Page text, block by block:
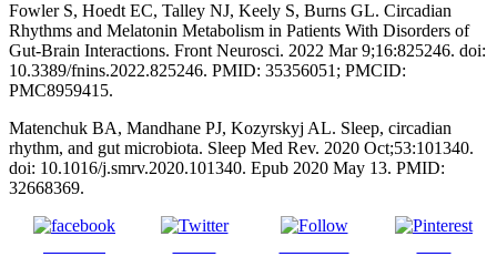
Fowler S, Hoedt EC, Talley NJ, Keely S, Burns GL. Circadian
Rhythms and Melatonin Metabolism in Patients With Disorders of
Gut-Brain Interactions. Front Neurosci. 2022 Mar 9;16:825246. doi:
10.3389/fnins.2022.825246. PMID: 35356051; PMCID:
PMC8959415.
Matenchuk BA, Mandhane PJ, Kozyrskyj AL. Sleep, circadian
rhythm, and gut microbiota. Sleep Med Rev. 2020 Oct;53:101340.
doi: 10.1016/j.smrv.2020.101340. Epub 2020 May 13. PMID:
32668369.